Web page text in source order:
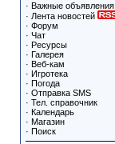
· Важные объявления
· Лента новостей
· Форум
· Чат
· Ресурсы
· Галерея
· Веб-кам
· Игротека
· Погода
· Отправка SMS
· Тел. справочник
· Календарь
· Магазин
· Поиск